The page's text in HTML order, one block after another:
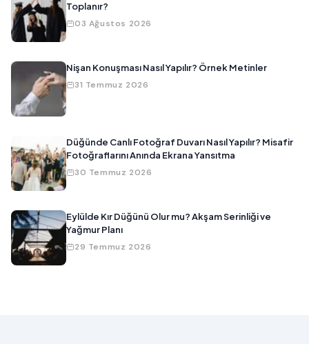
Toplanır?
03 Ağustos 2026
Nişan Konuşması Nasıl Yapılır? Örnek Metinler
31 Temmuz 2026
Düğünde Canlı Fotoğraf Duvarı Nasıl Yapılır? Misafir
Fotoğraflarını Anında Ekrana Yansıtma
30 Temmuz 2026
Eylülde Kır Düğünü Olur mu? Akşam Serinliği ve
Yağmur Planı
29 Temmuz 2026